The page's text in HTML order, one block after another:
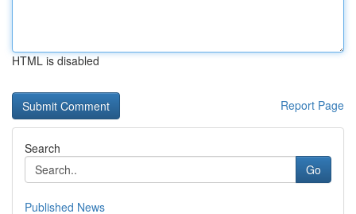
HTML is disabled
Report Page
Search
Go
Published News